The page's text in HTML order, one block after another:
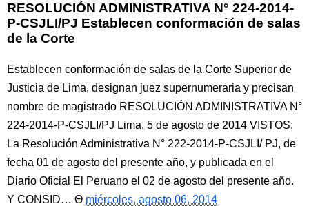
RESOLUCIÓN ADMINISTRATIVA N° 224-2014-
P-CSJLI/PJ Establecen conformación de salas
de la Corte
Establecen conformación de salas de la Corte Superior de
Justicia de Lima, designan juez supernumeraria y precisan
nombre de magistrado RESOLUCIÓN ADMINISTRATIVA N°
224-2014-P-CSJLI/PJ Lima, 5 de agosto de 2014 VISTOS:
La Resolución Administrativa N° 222-2014-P-CSJLI/ PJ, de
fecha 01 de agosto del presente año, y publicada en el
Diario Oficial El Peruano el 02 de agosto del presente año.
Y CONSID…
miércoles, agosto 06, 2014